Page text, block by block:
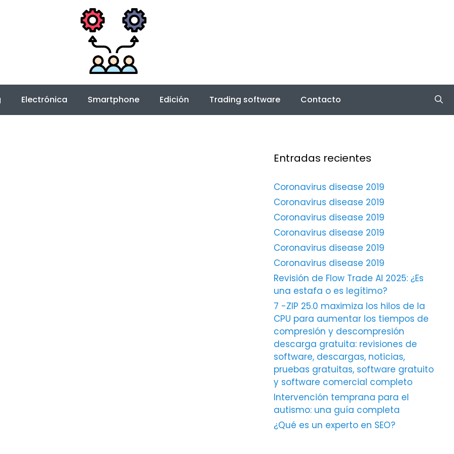
Electrónica Smartphone Edición Trading software Contacto
Entradas recientes
Coronavirus disease 2019
Coronavirus disease 2019
Coronavirus disease 2019
Coronavirus disease 2019
Coronavirus disease 2019
Coronavirus disease 2019
Revisión de Flow Trade AI 2025: ¿Es
una estafa o es legítimo?
7 -ZIP 25.0 maximiza los hilos de la
CPU para aumentar los tiempos de
compresión y descompresión
descarga gratuita: revisiones de
software, descargas, noticias,
pruebas gratuitas, software gratuito
y software comercial completo
Intervención temprana para el
autismo: una guía completa
¿Qué es un experto en SEO?